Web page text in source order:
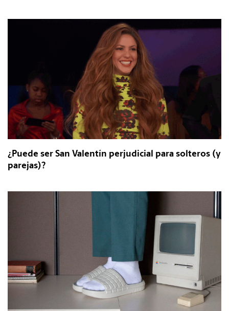
¿Puede ser San Valentín perjudicial para solteros (y
parejas)?